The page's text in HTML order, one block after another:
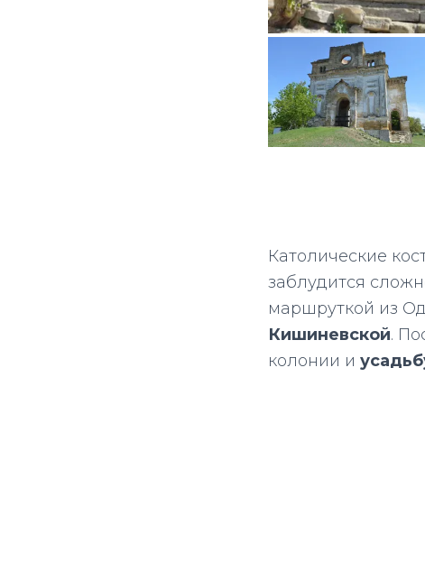
Католические
заблудится
маршруткой из
Кишиневской.
колонии и